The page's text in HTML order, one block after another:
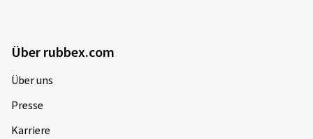
Über rubbex.com
Über uns
Presse
Karriere